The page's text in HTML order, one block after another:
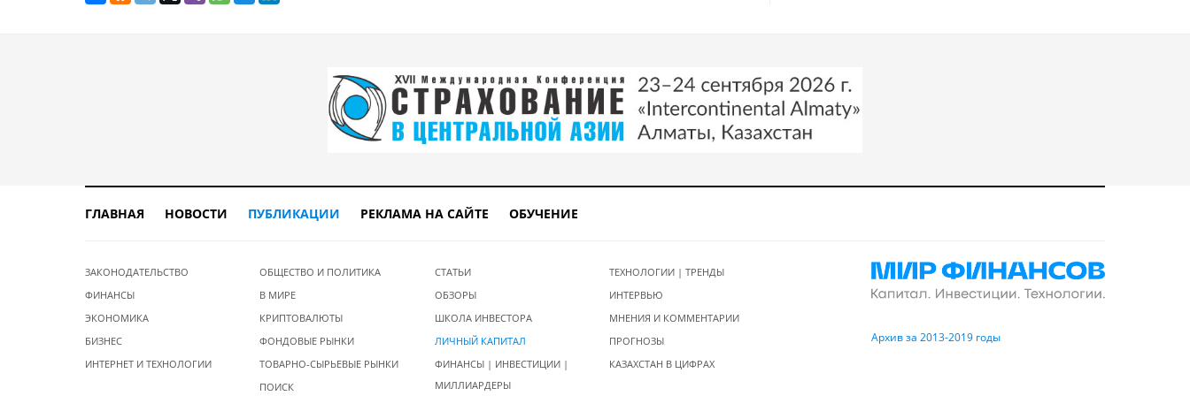
ГЛАВНАЯ НОВОСТИ ПУБЛИКАЦИИ РЕКЛАМА НА САЙТЕ ОБУЧЕНИЕ
ЗАКОНОДАТЕЛЬСТВО
ФИНАНСЫ
ЭКОНОМИКА
БИЗНЕС
ИНТЕРНЕТ И ТЕХНОЛОГИИ
ОБЩЕСТВО И ПОЛИТИКА
В МИРЕ
КРИПТОВАЛЮТЫ
ФОНДОВЫЕ РЫНКИ
ТОВАРНО-СЫРЬЕВЫЕ РЫНКИ
ПОИСК
СТАТЬИ
ОБЗОРЫ
ШКОЛА ИНВЕСТОРА
ЛИЧНЫЙ КАПИТАЛ
ФИНАНСЫ | ИНВЕСТИЦИИ |
МИЛЛИАРДЕРЫ
ТЕХНОЛОГИИ | ТРЕНДЫ
ИНТЕРВЬЮ
МНЕНИЯ И КОММЕНТАРИИ
ПРОГНОЗЫ
КАЗАХСТАН В ЦИФРАХ
Архив за 2013-2019 годы